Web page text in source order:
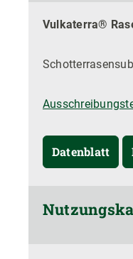
Vulkaterra®
Datenblatt